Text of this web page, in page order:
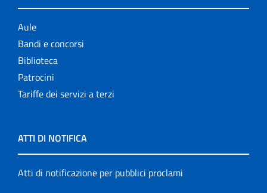
Aule
Bandi e concorsi
Biblioteca
Patrocini
Tariffe dei servizi a terzi
ATTI DI NOTIFICA
Atti di notificazione per pubblici proclami